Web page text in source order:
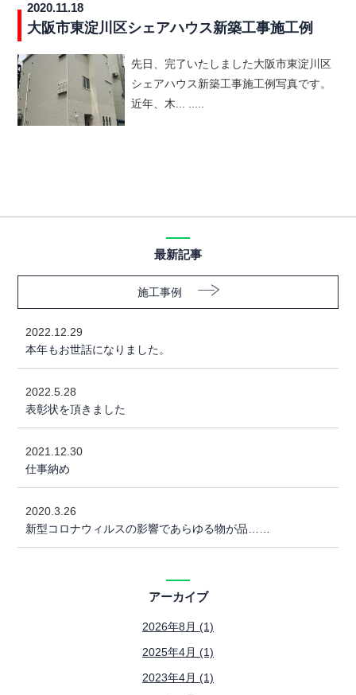
2020.11.18
大阪市東淀川区シェアハウス新築工事施工例
先日、完了いたしました大阪市東淀川区
シェアハウス新築工事施工例写真です。
近年、木... .....
最新記事
施工事例
2022.12.29
本年もお世話になりました。
2022.5.28
表彰状を頂きました
2021.12.30
仕事納め
2020.3.26
新型コロナウィルスの影響であらゆる物が品……
アーカイブ
2026年8月 (1)
2025年4月 (1)
2023年4月 (1)